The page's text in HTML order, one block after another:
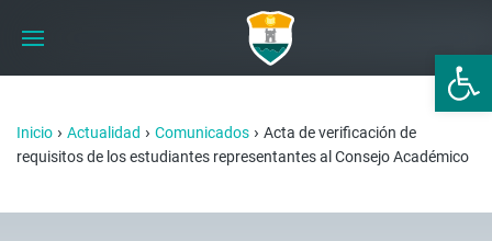
Abrir
Inicio › Actualidad › Comunicados › Acta de verificación de
requisitos de los estudiantes representantes al Consejo Académico